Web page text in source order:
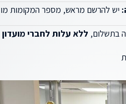
יש להרשם מראש, מספר המקומות
בתשלום, ללא עלות לחברי מועדון SRI